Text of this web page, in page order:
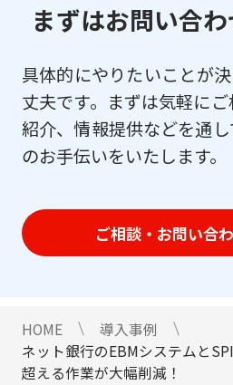
まずはお問い合
具体的にやりたいことが
丈夫です。まずは気軽に
紹介、情報提供などを通
のお手伝いをいたします。
ご相談・お問い合
HOME
導入事例
ネット銀行のEBMシステムと
超える作業が大幅削減！